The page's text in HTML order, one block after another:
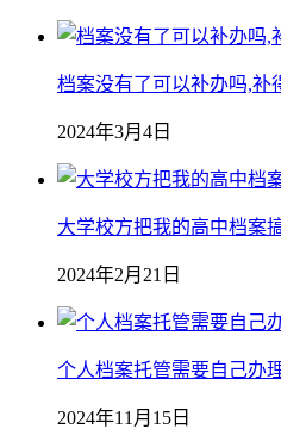
档案没有了可以补办吗,补
2024年3月4日
大学校方把我的高中档案
2024年2月21日
个人档案托管需要自己办
2024年11月15日